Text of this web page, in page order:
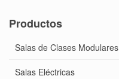
Productos
Salas de Clases Modulares
Salas Eléctricas